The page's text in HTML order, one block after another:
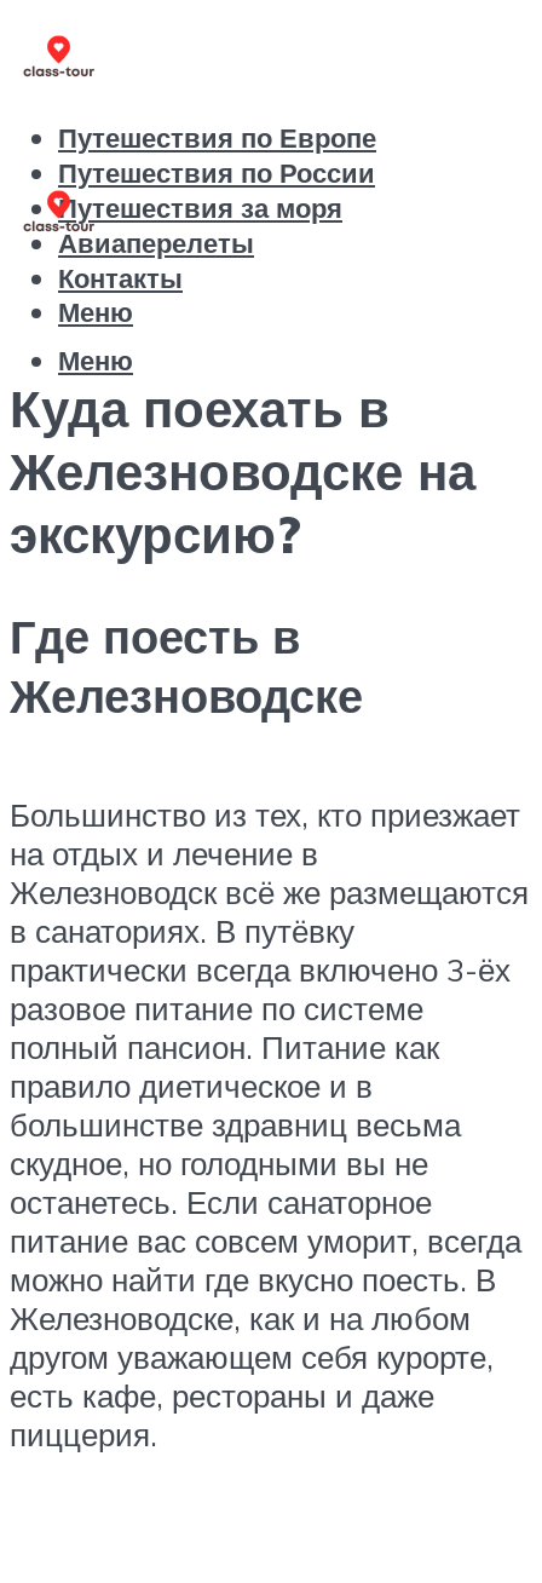
Путешествия по Европе
Путешествия по России
Путешествия за моря
Авиаперелеты
Контакты
Меню
Меню
Куда поехать в
Железноводске на
экскурсию?
Где поесть в
Железноводске
Большинство из тех, кто приезжает
на отдых и лечение в
Железноводск всё же размещаются
в санаториях. В путёвку
практически всегда включено 3-ёх
разовое питание по системе
полный пансион. Питание как
правило диетическое и в
большинстве здравниц весьма
скудное, но голодными вы не
останетесь. Если санаторное
питание вас совсем уморит, всегда
можно найти где вкусно поесть. В
Железноводске, как и на любом
другом уважающем себя курорте,
есть кафе, рестораны и даже
пиццерия.